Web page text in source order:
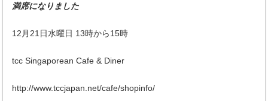
満席になりました
12月21日水曜日 13時から15時
tcc Singaporean Cafe & Diner
http://www.tccjapan.net/cafe/shopinfo/